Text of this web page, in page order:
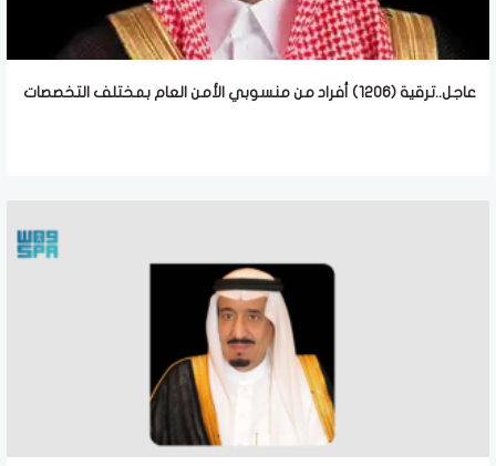
عاجل..ترقية (1206) أفراد من منسوبي الأمن العام بمختلف التخصصات